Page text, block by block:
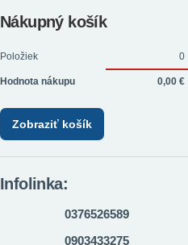
Nákupný košík
Položiek 0
Hodnota nákupu 0,00 €
Zobraziť košík
Infolinka:
0376526589
0903433275